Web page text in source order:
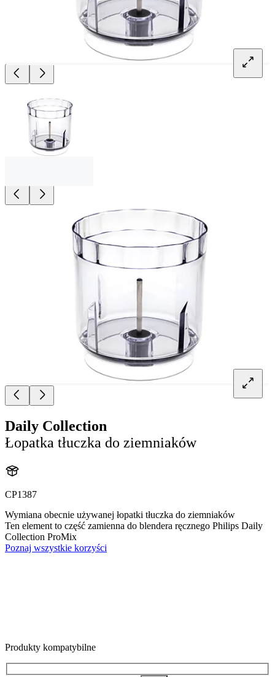
Daily Collection
Łopatka tłuczka do ziemniaków
CP1387
Wymiana obecnie używanej łopatki tłuczka do ziemniaków
Ten element to część zamienna do blendera ręcznego Philips Daily
Collection ProMix
Poznaj wszystkie korzyści
Produkty kompatybilne